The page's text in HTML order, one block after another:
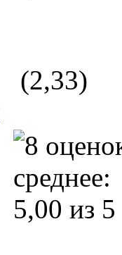
(2,33)